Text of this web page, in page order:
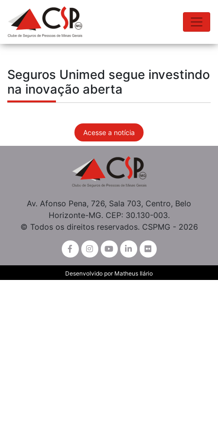
Seguros Unimed segue investindo
na inovação aberta
Acesse a notícia
Av. Afonso Pena, 726, Sala 703, Centro, Belo
Horizonte-MG. CEP: 30.130-003.
© Todos os direitos reservados. CSPMG - 2026
Desenvolvido por Matheus Ilário